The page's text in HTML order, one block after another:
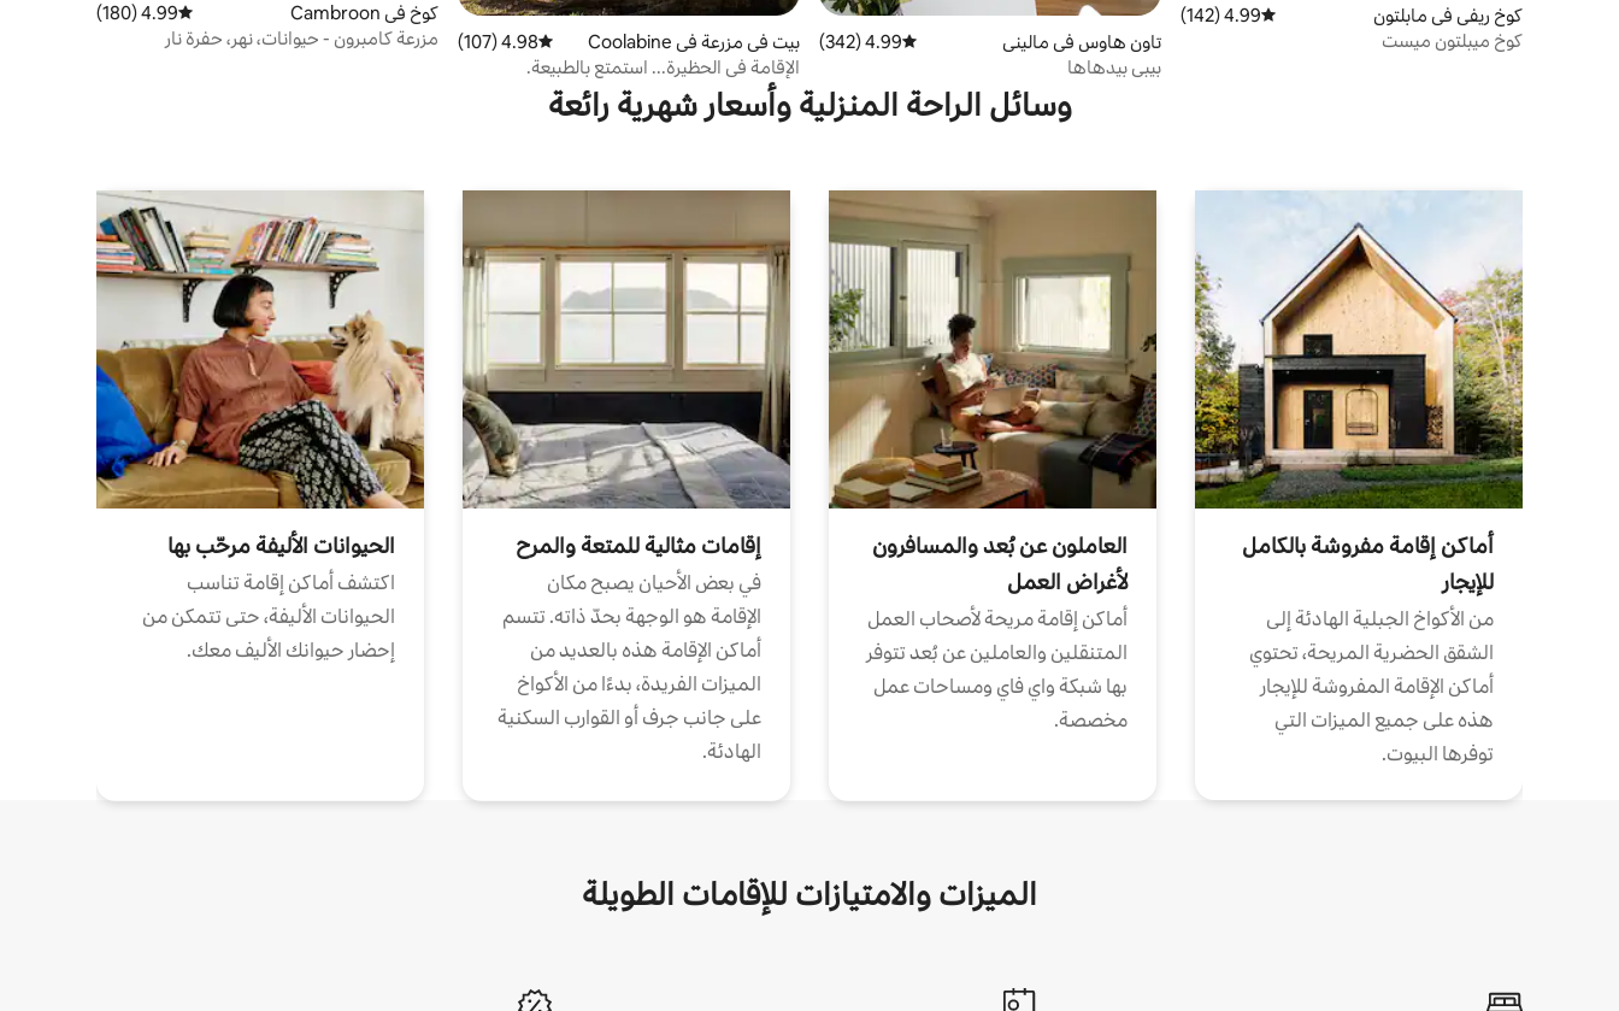
كوخ ريفي في مابلتون متوسط التقييم 4.99 من 5، 142 مراجعات
4.99 (142)
كوخ ميبلتون ميست
تاون هاوس في ماليني متوسط التقييم 4.99 من 5، 342 مراجعات
4.99 (342)
بيبي بيدهاها
بيت في مزرعة في Coolabine متوسط التقييم 4.98 من 5، 107 مراجعات
4.98 (107)
الإقامة في الحظيرة... استمتع بالطبيعة.
كوخ في Cambroon متوسط التقييم 4.99 من 5، 180 مراجعات
4.99 (180)
مزرعة كامبرون - حيوانات، نهر، حفرة نار
وسائل الراحة المنزلية وأسعار شهرية رائعة
أماكن إقامة مفروشة بالكامل
للإيجار
من الأكواخ الجبلية الهادئة إلى
الشقق الحضرية المريحة، تحتوي
أماكن الإقامة المفروشة للإيجار
هذه على جميع الميزات التي
توفرها البيوت.
العاملون عن بُعد والمسافرون
لأغراض العمل
أماكن إقامة مريحة لأصحاب العمل
المتنقلين والعاملين عن بُعد تتوفر
بها شبكة واي فاي ومساحات عمل
مخصصة.
إقامات مثالية للمتعة والمرح
في بعض الأحيان يصبح مكان
الإقامة هو الوجهة بحدّ ذاته. تتسم
أماكن الإقامة هذه بالعديد من
الميزات الفريدة، بدءًا من الأكواخ
على جانب جرف أو القوارب السكنية
الهادئة.
الحيوانات الأليفة مرحّب بها
اكتشف أماكن إقامة تناسب
الحيوانات الأليفة، حتى تتمكن من
إحضار حيوانك الأليف معك.
الميزات والامتيازات للإقامات الطويلة